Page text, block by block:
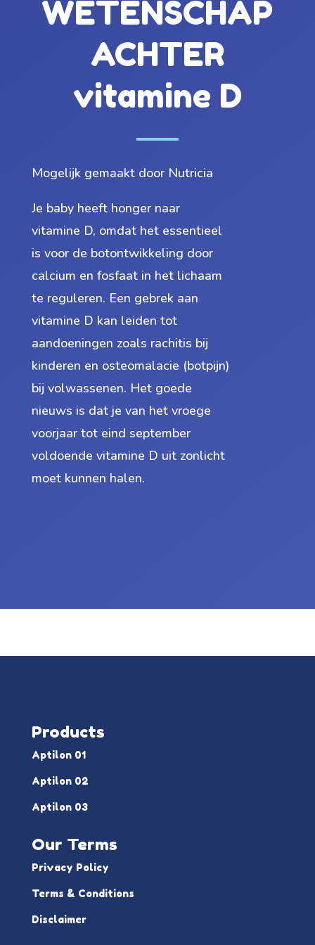
WETENSCHAP
ACHTER
vitamine D
Mogelijk gemaakt door Nutricia
Je baby heeft honger naar
vitamine D, omdat het essentieel
is voor de botontwikkeling door
calcium en fosfaat in het lichaam
te reguleren. Een gebrek aan
vitamine D kan leiden tot
aandoeningen zoals rachitis bij
kinderen en osteomalacie (botpijn)
bij volwassenen. Het goede
nieuws is dat je van het vroege
voorjaar tot eind september
voldoende vitamine D uit zonlicht
moet kunnen halen.
Products
Aptilon 01
Aptilon 02
Aptilon 03
Our Terms
Privacy Policy
Terms & Conditions
Disclaimer